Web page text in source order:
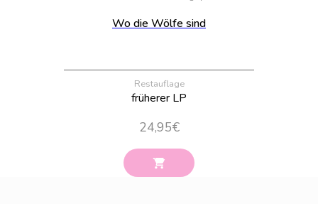
Wo die Wölfe sind
Restauflage
früherer LP
24,95€